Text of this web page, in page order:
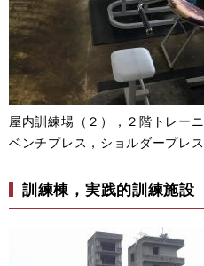
屋内訓練場（２），２階トレー
ベンチプレス，ショルダープレ
訓練棟，実践的訓練施設